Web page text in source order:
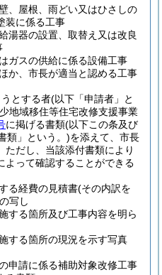
、屋根、雨どい又はひさしの
装に係る工事
湯器の設置、取替え又は改良
ガスの供給に係る設備工事
か、市長が適当と認める工事
とする者(以下「申請者」と
地域移住等住宅改修支援事業
に掲げる書類(以下この条及び
類」という。)を添えて、市長
ただし、当該添付書類により
よって確認することができる
る経費の見積書(その内訳を
写し
する箇所及び工事内容を明ら
する箇所の現況を示す写真
申請に係る補助対象改修工事